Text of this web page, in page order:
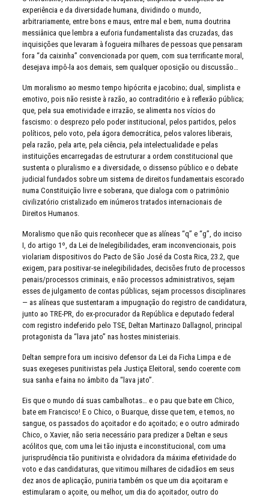
experiência e da diversidade humana, dividindo o mundo,
arbitrariamente, entre bons e maus, entre mal e bem, numa doutrina
messiânica que lembra a euforia fundamentalista das cruzadas, das
inquisições que levaram à fogueira milhares de pessoas que pensaram
fora “da caixinha” convencionada por quem, com sua terrificante moral,
desejava impô-la aos demais, sem qualquer oposição ou discussão…
Um moralismo ao mesmo tempo hipócrita e jacobino; dual, simplista e
emotivo, pois não resiste à razão, ao contraditório e à reflexão pública;
que, pela sua emotividade e irrazão, se alimenta nos vícios do
fascismo: o desprezo pelo poder institucional, pelos partidos, pelos
políticos, pelo voto, pela ágora democrática, pelos valores liberais,
pela razão, pela arte, pela ciência, pela intelectualidade e pelas
instituições encarregadas de estruturar a ordem constitucional que
sustenta o pluralismo e a diversidade, o dissenso público e o debate
judicial fundados sobre um sistema de direitos fundamentais escorado
numa Constituição livre e soberana, que dialoga com o patrimônio
civilizatório cristalizado em inúmeros tratados internacionais de
Direitos Humanos.
Moralismo que não quis reconhecer que as alíneas “q” e “g”, do inciso
I, do artigo 1º, da Lei de Inelegibilidades, eram inconvencionais, pois
violariam dispositivos do Pacto de São José da Costa Rica, 23.2, que
exigem, para positivar-se inelegibilidades, decisões fruto de processos
penais/processos criminais, e não processos administrativos, sejam
esses de julgamento de contas públicas, sejam processos disciplinares
— as alíneas que sustentaram a impugnação do registro de candidatura,
junto ao TRE-PR, do ex-procurador da República e deputado federal
com registro indeferido pelo TSE, Deltan Martinazo Dallagnol, principal
protagonista da “lava jato” nas hostes ministeriais.
Deltan sempre fora um incisivo defensor da Lei da Ficha Limpa e de
suas exegeses punitivistas pela Justiça Eleitoral, sendo coerente com
sua sanha e faina no âmbito da “lava jato”.
Eis que o mundo dá suas cambalhotas… e o pau que bate em Chico,
bate em Francisco! E o Chico, o Buarque, disse que tem, e temos, no
sangue, os passados do açoitador e do açoitado; e o outro admirado
Chico, o Xavier, não seria necessário para predizer a Deltan e seus
acólitos que, com uma lei tão injusta e inconstitucional, com uma
jurisprudência tão punitivista e olvidadora da máxima efetividade do
voto e das candidaturas, que vitimou milhares de cidadãos em seus
dez anos de aplicação, puniria também os que um dia açoitaram e
estimularam o açoite, ou melhor, um dia do açoitador, outro do